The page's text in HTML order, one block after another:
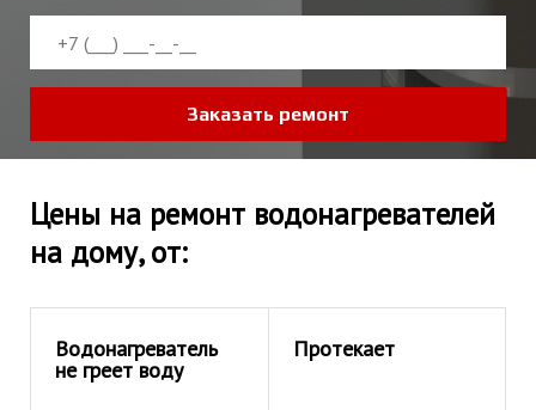
Заказать ремонт
Цены на ремонт водонагревателей
на дому, от:
Водонагреватель
не греет воду
Протекает